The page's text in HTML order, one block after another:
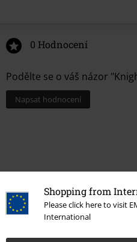
Shopping from
Please click here to visit
International
0 Hodnocení
Podělte se o váš názor
Napsat hodnocení